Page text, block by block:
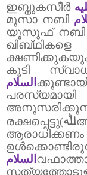
ഇബ്നുകസീർ
മുസാ നബി
യൂസുഫ് നബി
കൂടി
السلام
രക്ഷപ്പെട്ടു(ﷲ
السلام